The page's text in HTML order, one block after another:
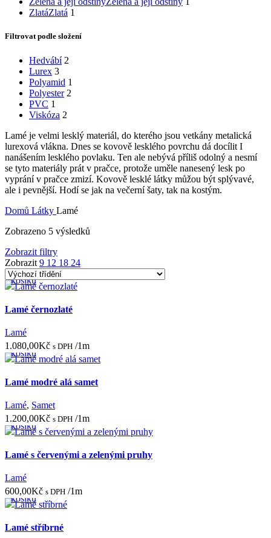
ZlatáZlatá 1
Filtrovat podle složení
Hedvábí 2
Lurex 3
Polyamid 1
Polyester 2
PVC 1
Viskóza 2
Lamé je velmi lesklý materiál, do kterého jsou vetkány metalická
lurexová vlákna. Dnes se kovově lesklého povrchu dá docílit I
nanášením lesklého povlaku. Ten ale nebývá příliš odolný a nesmí
se tyto materiály prát v pračce, protože uměle nanesený lesk po
vyprání v pračce zmizí. Kovově lesklé látky můžou být splývavé,
ale i pevnější. Hodí se jak na večerní šaty, tak na kostým.
Domů Látky Lamé
Zobrazeno 5 výsledků
Zobrazit filtry
Zobrazit 9 12 18 24
Přidat
do
košíku
Rychlý
náhled
Porovnat
Lamé černozlaté
Lamé
1.080,00Kč s DPH /1m
Přidat
do
košíku
náhled
Lamé modré alá samet
Lamé, Samet
1.200,00Kč s DPH /1m
Přidat
do
košíku
náhled
Lamé s červenými a zelenými pruhy
Lamé
600,00Kč s DPH /1m
Přidat
do
košíku
náhled
Lamé stříbrné